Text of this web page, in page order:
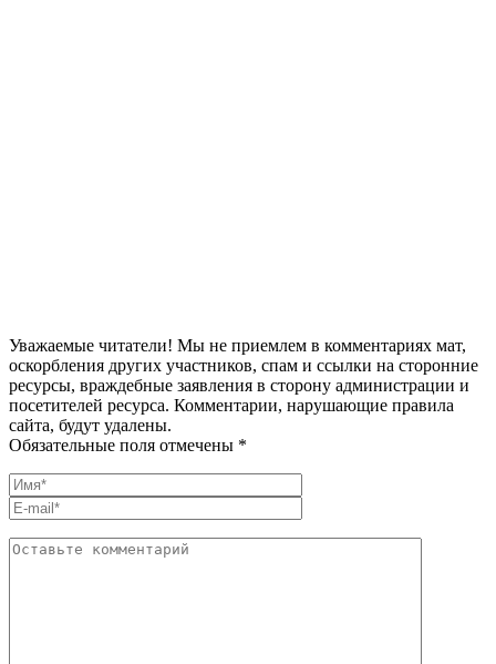
Уважаемые читатели! Мы не приемлем в комментариях мат,
оскорбления других участников, спам и ссылки на сторонние
ресурсы, враждебные заявления в сторону администрации и
посетителей ресурса. Комментарии, нарушающие правила
сайта, будут удалены.
Обязательные поля отмечены *